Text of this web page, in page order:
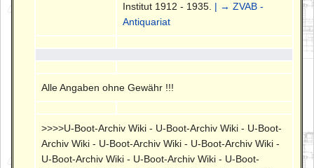
Institut 1912 - 1935. | → ZVAB -
Antiquariat
Alle Angaben ohne Gewähr !!!
>>>>U-Boot-Archiv Wiki - U-Boot-Archiv Wiki - U-Boot-
Archiv Wiki - U-Boot-Archiv Wiki - U-Boot-Archiv Wiki -
U-Boot-Archiv Wiki - U-Boot-Archiv Wiki - U-Boot-